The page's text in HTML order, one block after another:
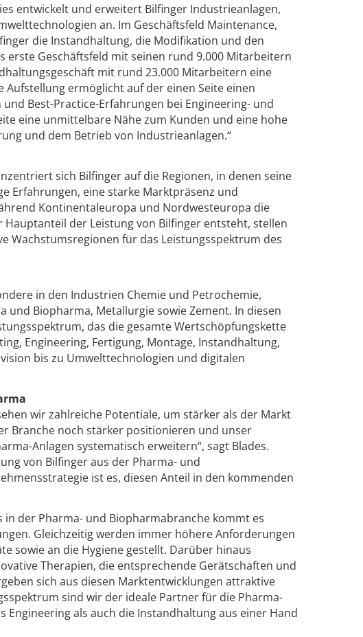
entwickelt und erweitert Bilfinger Industrieanlagen,
an. Im Geschäftsfeld Maintenance,
die Instandhaltung, die Modifikation und den
erste Geschäftsfeld mit seinen rund 9.000 Mitarbeitern
mit rund 23.000 Mitarbeitern eine
Aufstellung ermöglicht auf der einen Seite einen
Best-Practice-Erfahrungen bei Engineering- und
eine unmittelbare Nähe zum Kunden und eine hohe
und dem Betrieb von Industrieanlagen.“
sich Bilfinger auf die Regionen, in denen seine
Erfahrungen, eine starke Marktpräsenz und
Kontinentaleuropa und Nordwesteuropa die
der Leistung von Bilfinger entsteht, stellen
Wachstumsregionen für das Leistungsspektrum des
in den Industrien Chemie und Petrochemie,
und Biopharma, Metallurgie sowie Zement. In diesen
das die gesamte Wertschöpfungskette
Engineering, Fertigung, Montage, Instandhaltung,
bis zu Umwelttechnologien und digitalen
wir zahlreiche Potentiale, um stärker als der Markt
Branche noch stärker positionieren und unser
Anlagen systematisch erweitern“, sagt Blades.
von Bilfinger aus der Pharma- und
ist es, diesen Anteil in den kommenden
der Pharma- und Biopharmabranche kommt es
Gleichzeitig werden immer höhere Anforderungen
sowie an die Hygiene gestellt. Darüber hinaus
Therapien, die entsprechende Gerätschaften und
sich aus diesen Marktentwicklungen attraktive
sind wir der ideale Partner für die Pharma-
als auch die Instandhaltung aus einer Hand